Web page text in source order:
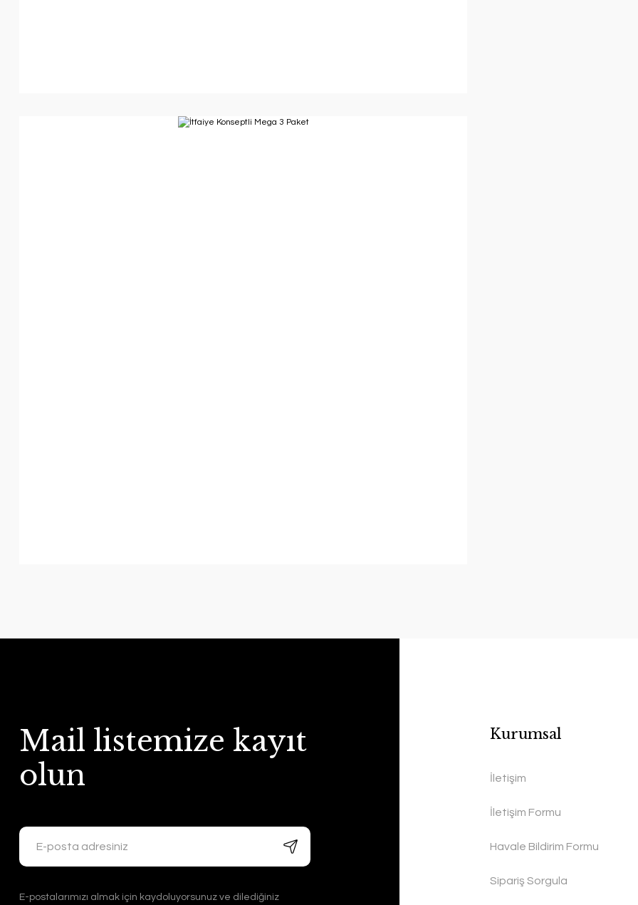
Mail listemize kayıt
olun
E-postalarımızı almak için kaydoluyorsunuz ve dilediğiniz
Kurumsal
İletişim
İletişim Formu
Havale Bildirim Formu
Sipariş Sorgula